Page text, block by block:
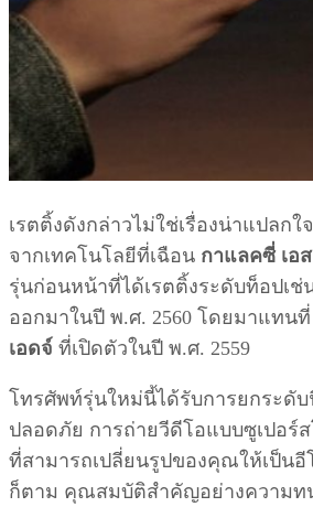
เรตติ้งดังกล่าวไม่ใช่เรื่องน่าแปลก
จากเทคโนโลยีที่เฉือน กาแลคซี่ เอ
รุ่นก่อนหน้าที่ได้เรตติ้งระดับท็อปเช่
ออกมาในปี พ.ศ. 2560 โดยมาแทนที่
เอดจ์ ที่เปิดตัวในปี พ.ศ. 2559
โทรศัพท์รุ่นใหม่นี้ได้รับการยกระดับ
ปลอดภัย การถ่ายวีดีโอแบบซูเปอร์
ที่สามารถเปลี่ยนรูปของคุณให้เป็นอี
ก็ตาม คุณสมบัติสำคัญอย่างความท